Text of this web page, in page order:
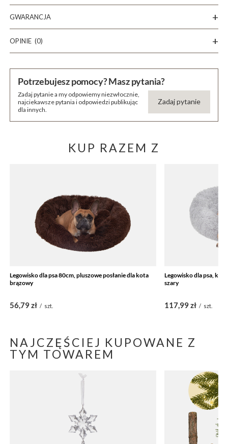
GWARANCJA
OPINIE (0)
Potrzebujesz pomocy? Masz pytania?
Zadaj pytanie a my odpowiemy niezwłocznie,
najciekawsze pytania i odpowiedzi publikując
dla innych.
Zadaj pytanie
KUP RAZEM Z
Legowisko dla psa 80cm, pluszowe posłanie dla kota
brązowy
56,79 zł / szt.
Legowisko dla psa,
szary
117,99 zł / szt.
NAJCZĘŚCIEJ KUPOWANE Z
TYM TOWAREM